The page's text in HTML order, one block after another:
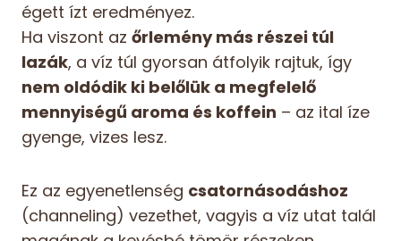
égett ízt eredményez.
Ha viszont az őrlemény más részei túl
lazák, a víz túl gyorsan átfolyik rajtuk, így
nem oldódik ki belőlük a megfelelő
mennyiségű aroma és koffein – az ital íze
gyenge, vizes lesz.
Ez az egyenetlenség csatornásodáshoz
(channeling) vezethet, vagyis a víz utat talál